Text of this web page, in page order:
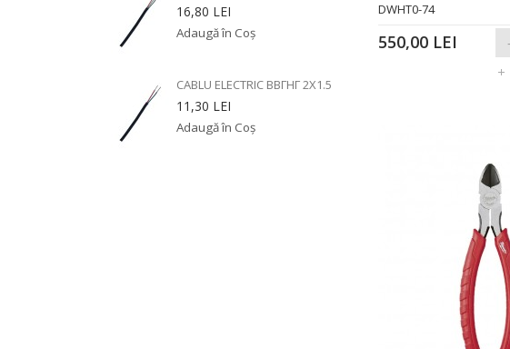
16,80 LEI
CABLU ELECTRIC ВВГНГ 2X1.5
11,30 LEI
DWHT0-74
550,00 LEI